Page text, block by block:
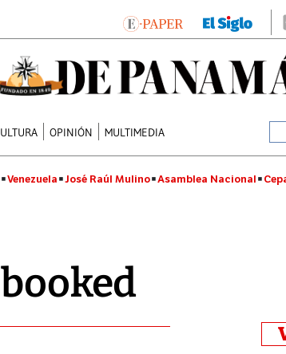
OPINIÓN MULTIMEDIA
Venezuela José Raúl Mulino Asamblea Nacional